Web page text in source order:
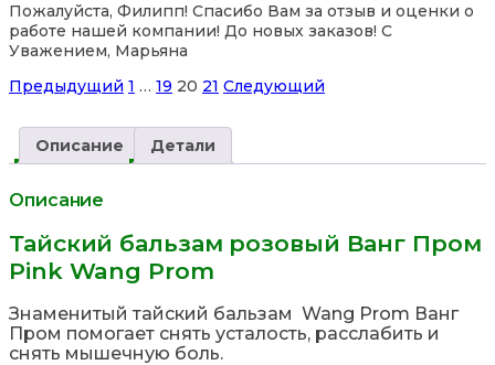
Пожалуйста, Филипп! Спасибо Вам за отзыв и оценки о
работе нашей компании! До новых заказов! С
Уважением, Марьяна
Site
навигация
Предыдущий Страница
1 … Страница
19 Страница
20 Страница
21 Следующий
Описание Детали
Описание
Тайский бальзам розовый Ванг Пром
Pink Wang Prom
Знаменитый тайский бальзам Wang Prom Ванг
Пром помогает снять усталость, расслабить и
снять мышечную боль.